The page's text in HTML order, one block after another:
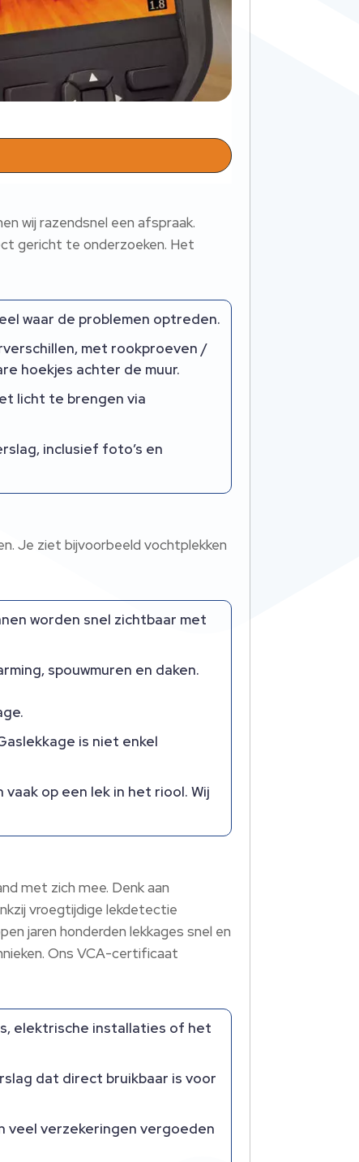
wij razendsnel een afspraak.​
gericht te onderzoeken.​ Het
waar de problemen optreden.​
met rookproeven /
hoekjes achter de muur.​
licht te brengen via
inclusief foto’s en
Je ziet bijvoorbeeld vochtplekken
worden snel zichtbaar met
spouwmuren en daken.​
is niet enkel
op een lek in het riool.​ Wij
met zich mee.​ Denk aan
vroegtijdige lekdetectie
jaren honderden lekkages snel en
Ons VCA-certificaat
elektrische installaties of het
dat direct bruikbaar is voor
veel verzekeringen vergoeden